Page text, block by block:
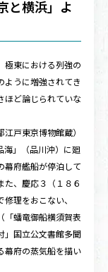
と横浜」よ
極東における列強の
ように増強されてき
ほど論じられていな
戸東京博物館蔵）
海」（品川沖）に廻
幕府艦船が停泊して
た、慶応３（１８６
理をおこない、
「蟠竜御船横須賀表
」国立公文書館多聞
幕府の蒸気船を描い